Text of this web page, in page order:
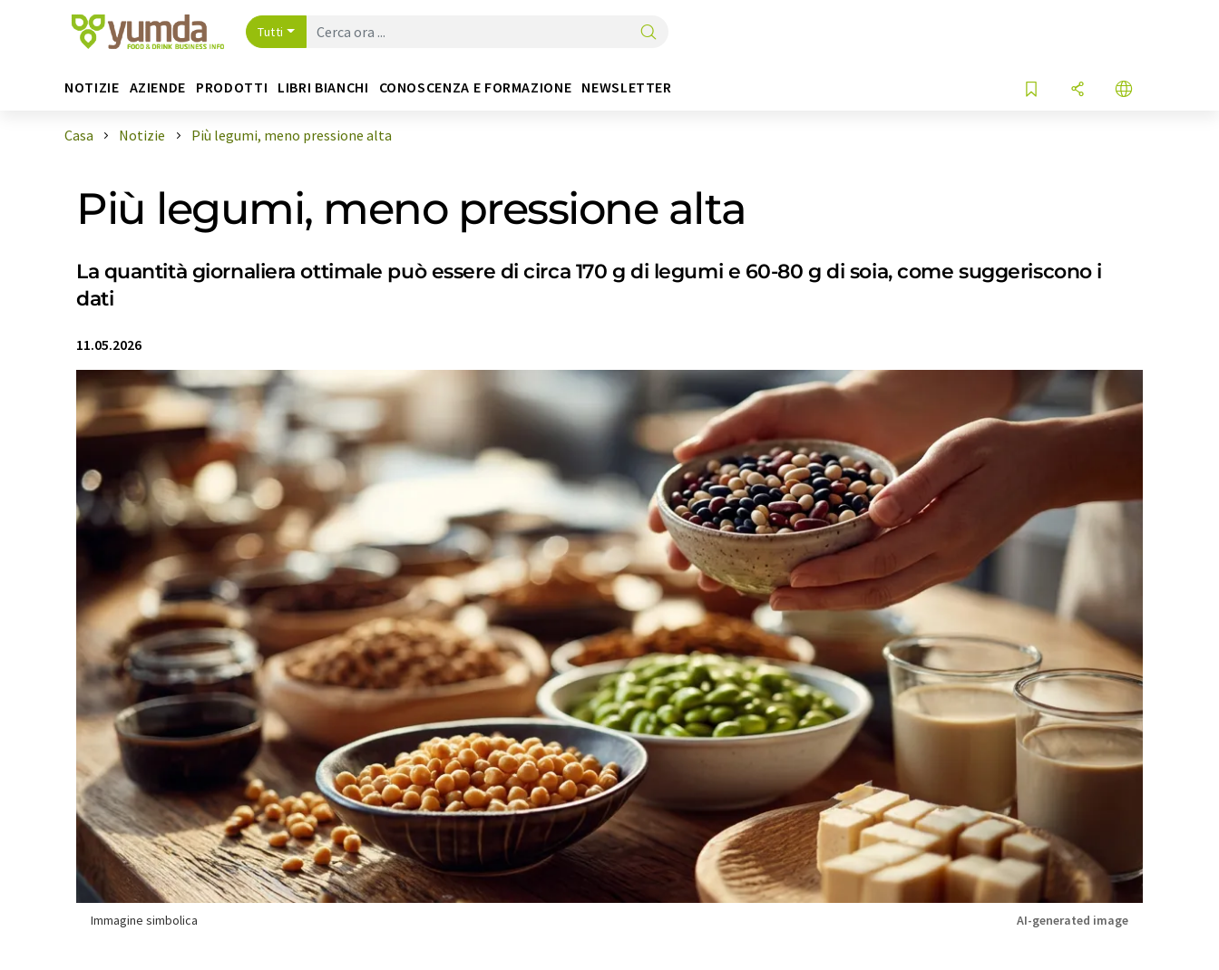
Tutti
NOTIZIE AZIENDE PRODOTTI LIBRI BIANCHI CONOSCENZA E FORMAZIONE NEWSLETTER
Casa Notizie Più legumi, meno pressione alta
Più legumi, meno pressione alta
La quantità giornaliera ottimale può essere di circa 170 g di legumi e 60-80 g di soia, come suggeriscono i
dati
11.05.2026
Immagine simbolica AI-generated image